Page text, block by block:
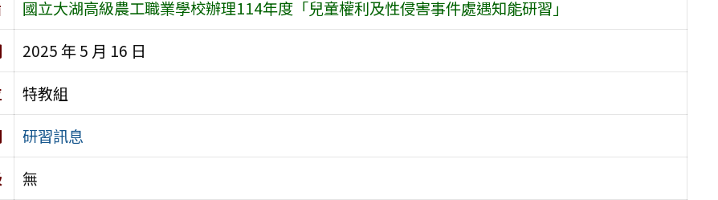
國立大湖高級農工職業學校辦理114年度「兒童權利及性侵害事件處遇知能研習」
2025 年 5 月 16 日
特教組
研習訊息
無